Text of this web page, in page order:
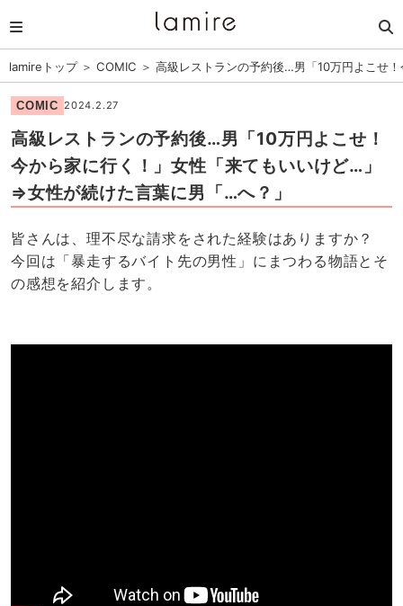
lamireトップ＞ COMIC ＞ 高級レストランの予約後…男「10万円よこせ
COMIC 2024.2.27
高級レストランの予約後…男「10万円よこせ！
今から家に行く！」女性「来てもいいけど…」
⇒女性が続けた言葉に男「…へ？」
皆さんは、理不尽な請求をされた経験はありますか？
今回は「暴走するバイト先の男性」にまつわる物語とそ
の感想を紹介します。